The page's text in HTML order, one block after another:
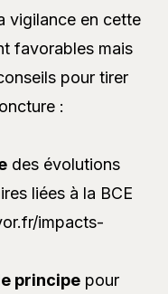
vigilance en cette
favorables mais
pour tirer
:
des évolutions
liées à la BCE
impacts-
principe pour